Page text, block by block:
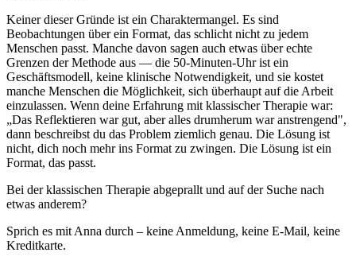
Keiner dieser Gründe ist ein Charaktermangel. Es sind
Beobachtungen über ein Format, das schlicht nicht zu jedem
Menschen passt. Manche davon sagen auch etwas über echte
Grenzen der Methode aus — die 50-Minuten-Uhr ist ein
Geschäftsmodell, keine klinische Notwendigkeit, und sie kostet
manche Menschen die Möglichkeit, sich überhaupt auf die Arbeit
einzulassen. Wenn deine Erfahrung mit klassischer Therapie war:
„Das Reflektieren war gut, aber alles drumherum war anstrengend",
dann beschreibst du das Problem ziemlich genau. Die Lösung ist
nicht, dich noch mehr ins Format zu zwingen. Die Lösung ist ein
Format, das passt.
Bei der klassischen Therapie abgeprallt und auf der Suche nach
etwas anderem?
Sprich es mit Anna durch – keine Anmeldung, keine E-Mail, keine
Kreditkarte.